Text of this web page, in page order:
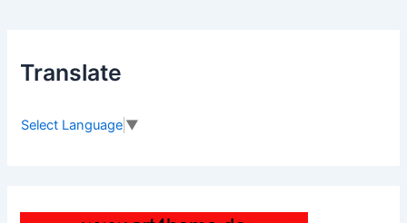
Translate
Select Language ▼